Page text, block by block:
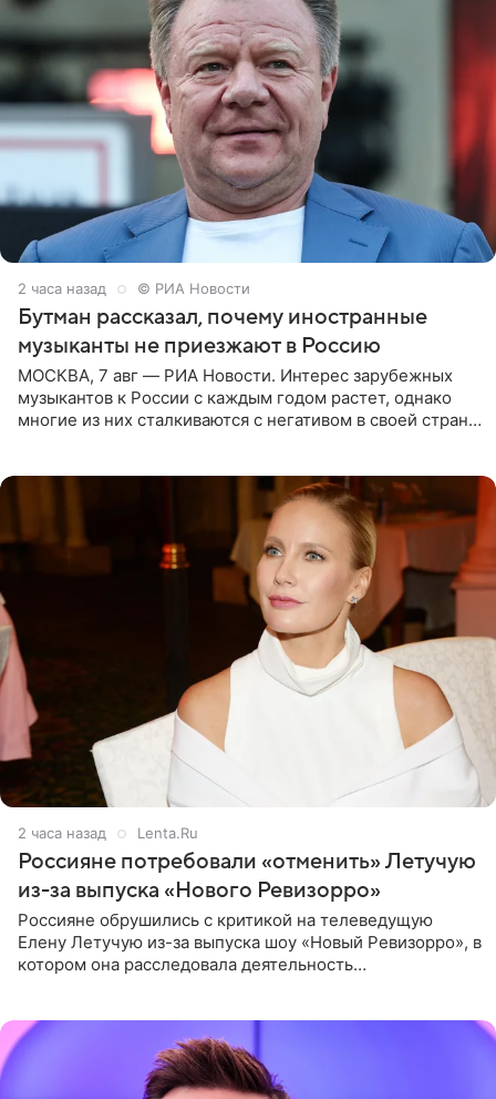
2 часа назад © РИА Новости
Бутман рассказал, почему иностранные
музыканты не приезжают в Россию
МОСКВА, 7 авг — РИА Новости. Интерес зарубежных
музыкантов к России с каждым годом растет, однако
многие из них сталкиваются с негативом в своей стране
2 часа назад Lenta.Ru
Россияне потребовали «отменить» Летучую
из-за выпуска «Нового Ревизорро»
Россияне обрушились с критикой на телеведущую
Елену Летучую из-за выпуска шоу «Новый Ревизорро», в
котором она расследовала деятельность